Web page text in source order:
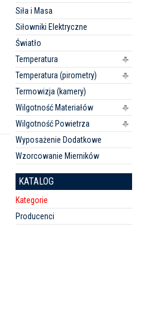
Siła i Masa
Siłowniki Elektryczne
Światło
Temperatura
Temperatura (pirometry)
Termowizja (kamery)
Wilgotność Materiałów
Wilgotność Powietrza
Wyposażenie Dodatkowe
Wzorcowanie Mierników
KATALOG
Kategorie
Producenci